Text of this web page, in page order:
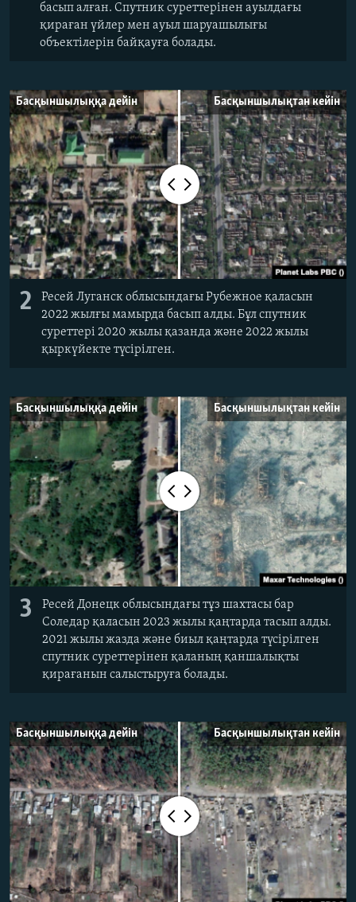
басып алған. Спутник суреттерінен ауылдағы
қираған үйлер мен ауыл шаруашылығы
объектілерін байқауға болады.
Басқыншылыққа дейін Басқыншылықтан кейін
2
Ресей Луганск облысындағы Рубежное қаласын
2022 жылғы мамырда басып алды. Бұл спутник
суреттері 2020 жылы қазанда және 2022 жылы
қыркүйекте түсірілген.
Басқыншылыққа дейін Басқыншылықтан кейін
3
Ресей Донецк облысындағы тұз шахтасы бар
Соледар қаласын 2023 жылы қаңтарда тасып алды.
2021 жылы жазда және биыл қаңтарда түсірілген
спутник суреттерінен қаланың қаншалықты
қирағанын салыстыруға болады.
Басқыншылыққа дейін Басқыншылықтан кейін